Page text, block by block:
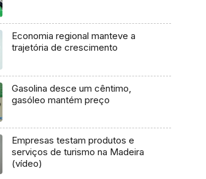
Economia regional manteve a
trajetória de crescimento
Gasolina desce um cêntimo,
gasóleo mantém preço
Empresas testam produtos e
serviços de turismo na Madeira
(vídeo)